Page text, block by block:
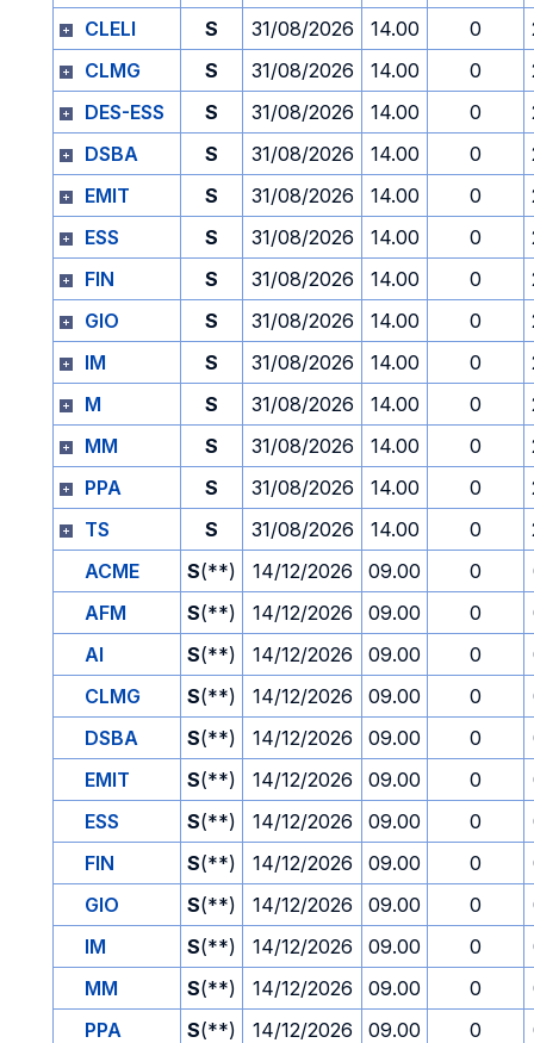
CLELI S 31/08/2026 14.00 0
CLMG
S 31/08/2026 14.00 0
DES-ESS
S 31/08/2026 14.00 0
DSBA
S 31/08/2026 14.00 0
EMIT
S 31/08/2026 14.00 0
ESS
S 31/08/2026 14.00 0
FIN
S 31/08/2026 14.00 0
GIO
S 31/08/2026 14.00 0
IM
S 31/08/2026 14.00 0
M
S 31/08/2026 14.00 0
MM
S 31/08/2026 14.00 0
PPA
S 31/08/2026 14.00 0
TS
S 31/08/2026 14.00 0
ACME
S(**) 14/12/2026 09.00 0
AFM
S(**) 14/12/2026 09.00 0
AI
S(**) 14/12/2026 09.00 0
CLMG
S(**) 14/12/2026 09.00 0
DSBA
S(**) 14/12/2026 09.00 0
EMIT
S(**) 14/12/2026 09.00 0
ESS
S(**) 14/12/2026 09.00 0
FIN
S(**) 14/12/2026 09.00 0
GIO
S(**) 14/12/2026 09.00 0
IM
S(**) 14/12/2026 09.00 0
MM
S(**) 14/12/2026 09.00 0
PPA
S(**) 14/12/2026 09.00 0